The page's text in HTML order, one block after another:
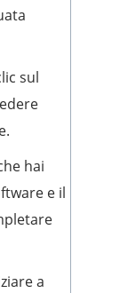
sul
hai
e il
a